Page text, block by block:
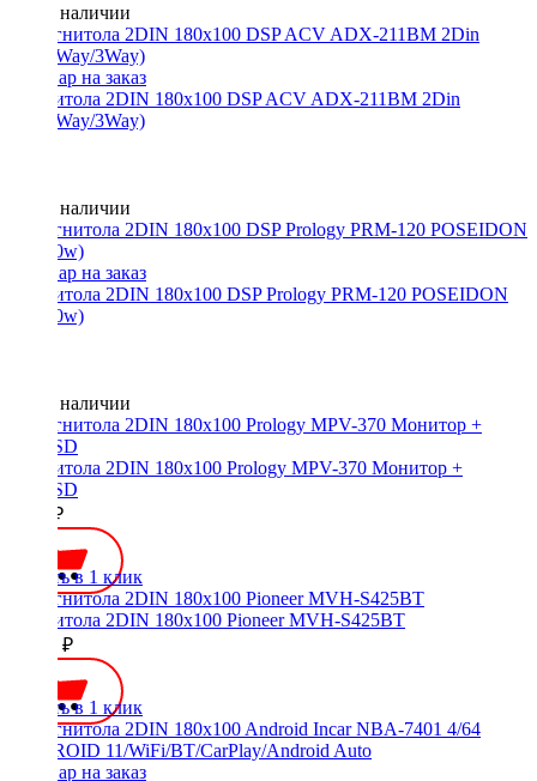
Нет в наличии
Магнитола 2DIN 180x100 DSP ACV ADX-211BM 2Din
(BT/2Way/3Way)
Нет в наличии
Магнитола 2DIN 180x100 DSP Prology PRM-120 POSEIDON
(4x140w)
Нет в наличии
Магнитола 2DIN 180x100 Prology MPV-370 Монитор +
USB/SD
9990 ₽
Купить в 1 клик
Магнитола 2DIN 180x100 Pioneer MVH-S425BT
17990 ₽
Купить в 1 клик